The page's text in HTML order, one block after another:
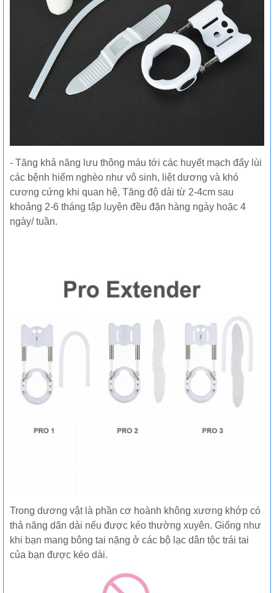
- Tăng khả năng lưu thông máu tới các huyết mạch đẩy lùi
các bệnh hiểm nghèo như vô sinh, liệt dương và khó
cương cứng khi quan hệ, Tăng độ dài từ 2-4cm sau
khoảng 2-6 tháng tập luyện đều đặn hàng ngày hoặc 4
ngày/ tuần.
Trong dương vật là phần cơ hoành không xương khớp có
thả năng dãn dài nếu được kéo thường xuyên. Giống như
khi bạn mang bông tai nặng ở các bộ lạc dân tộc trái tai
của bạn được kéo dài.